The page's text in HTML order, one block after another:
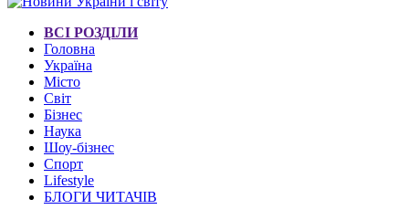
ВСІ РОЗДІЛИ
Головна
Україна
Місто
Світ
Бізнес
Наука
Шоу-бізнес
Спорт
Lifestyle
БЛОГИ ЧИТАЧІВ